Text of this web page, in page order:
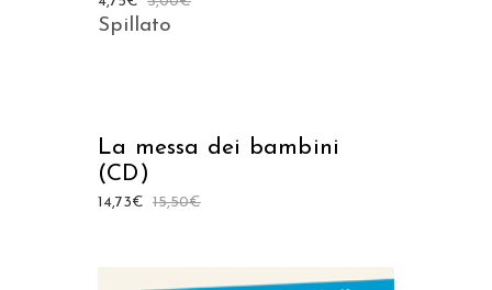
Spillato
AGGIUNGI AL CARRELLO
La messa dei bambini
(CD)
15,50€
14,73€